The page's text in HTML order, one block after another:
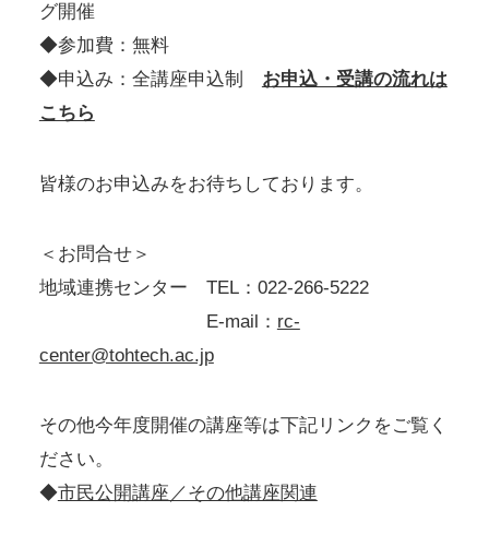
グ開催
◆参加費：無料
◆申込み：全講座申込制 お申込・受講の流れは
こちら
皆様のお申込みをお待ちしております。
＜お問合せ＞
地域連携センター TEL：022-266-5222
E-mail： rc-
center@tohtech.ac.jp
その他今年度開催の講座等は下記リンクをご覧く
ださい。
◆市民公開講座／その他講座関連